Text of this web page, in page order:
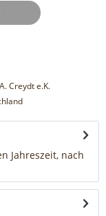
Creydt e.K.
Jahreszeit, nach